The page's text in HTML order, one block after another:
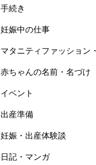
手続き
妊娠中の仕事
マタニティファッション
赤ちゃんの名前・名づけ
イベント
出産準備
妊娠・出産体験談
日記・マンガ